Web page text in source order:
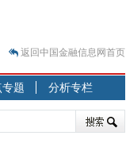
返回中国金融信息网首页
题 分析专栏